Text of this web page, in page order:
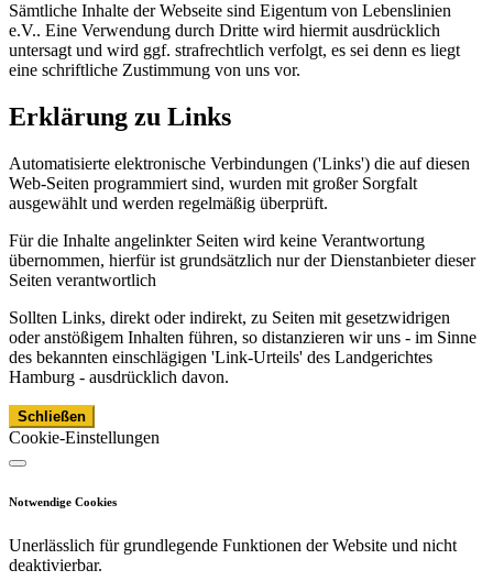
Sämtliche Inhalte der Webseite sind Eigentum von Lebenslinien
e.V.. Eine Verwendung durch Dritte wird hiermit ausdrücklich
untersagt und wird ggf. strafrechtlich verfolgt, es sei denn es liegt
eine schriftliche Zustimmung von uns vor.
Erklärung zu Links
Automatisierte elektronische Verbindungen ('Links') die auf diesen
Web-Seiten programmiert sind, wurden mit großer Sorgfalt
ausgewählt und werden regelmäßig überprüft.
Für die Inhalte angelinkter Seiten wird keine Verantwortung
übernommen, hierfür ist grundsätzlich nur der Dienstanbieter dieser
Seiten verantwortlich
Sollten Links, direkt oder indirekt, zu Seiten mit gesetzwidrigen
oder anstößigem Inhalten führen, so distanzieren wir uns - im Sinne
des bekannten einschlägigen 'Link-Urteils' des Landgerichtes
Hamburg - ausdrücklich davon.
Schließen
Cookie-Einstellungen
Notwendige Cookies
Unerlässlich für grundlegende Funktionen der Website und nicht
deaktivierbar.